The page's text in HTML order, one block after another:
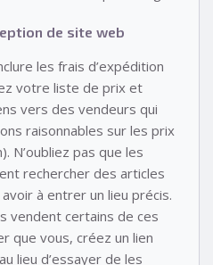
de site web
les frais d’expédition
votre liste de prix et
vers des vendeurs qui
raisonnables sur les prix
N’oubliez pas que les
rechercher des articles
à entrer un lieu précis.
vendent certains de ces
que vous, créez un lien
lieu d’essayer de les